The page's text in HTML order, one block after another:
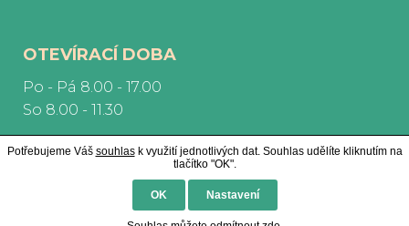
OTEVÍRACÍ DOBA
Po - Pá 8.00 - 17.00
So 8.00 - 11.30
Potřebujeme Váš souhlask využití jednotlivých dat. Souhlas udělíte kliknutím na
tlačítko "OK".
OK Nastavení